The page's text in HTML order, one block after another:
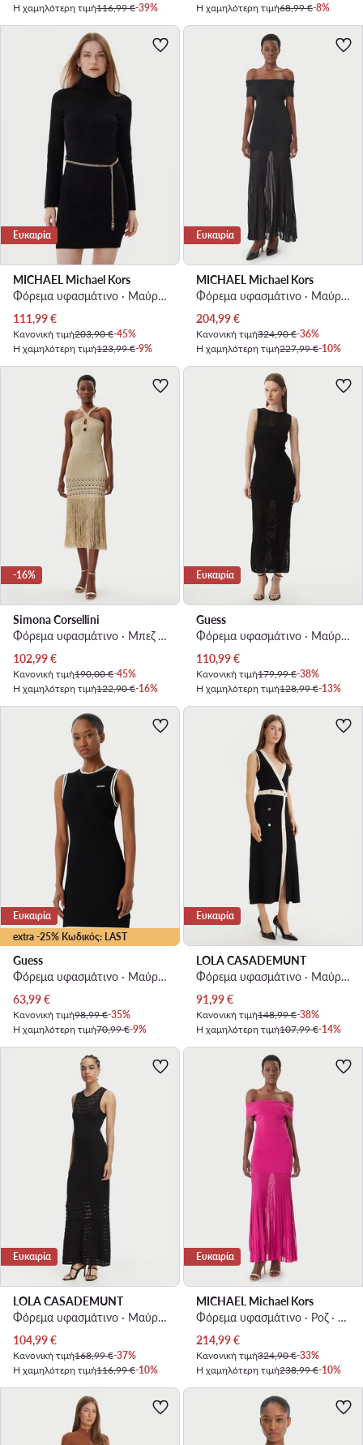
Η χαμηλότερη τιμή116,99 €-39% Η χαμηλότερη τιμή68,99 €-8%
Ευκαιρία
MICHAEL Michael Kors
Φόρεμα υφασμάτινο · Μαύρο · Mini
Τρέχουσα τιμή
111,99€
Κανονική τιμή203,90 €-45%
Η χαμηλότερη τιμή123,99 €-9%
Ευκαιρία
MICHAEL Michael Kors
Φόρεμα υφασμάτινο · Μαύρο · Maxi
Τρέχουσα τιμή
204,99€
Κανονική τιμή324,90 €-36%
Η χαμηλότερη τιμή227,99 €-10%
-16%
Simona Corsellini
Φόρεμα υφασμάτινο · Μπεζ · Midi
Τρέχουσα τιμή
102,99€
Κανονική τιμή190,00 €-45%
Η χαμηλότερη τιμή122,90 €-16%
Ευκαιρία
Guess
Φόρεμα υφασμάτινο · Μαύρο · Midi
Τρέχουσα τιμή
110,99€
Κανονική τιμή179,99 €-38%
Η χαμηλότερη τιμή128,99 €-13%
extra -25% Κωδικός: LAST
Ευκαιρία
Guess
Φόρεμα υφασμάτινο · Μαύρο · Mini
Τρέχουσα τιμή
63,99€
Κανονική τιμή98,99 €-35%
Η χαμηλότερη τιμή70,99 €-9%
Ευκαιρία
LOLA CASADEMUNT
Φόρεμα υφασμάτινο · Μαύρο · Midi
Τρέχουσα τιμή
91,99€
Κανονική τιμή148,99 €-38%
Η χαμηλότερη τιμή107,99 €-14%
Ευκαιρία
LOLA CASADEMUNT
Φόρεμα υφασμάτινο · Μαύρο · Maxi
Τρέχουσα τιμή
104,99€
Κανονική τιμή168,99 €-37%
Η χαμηλότερη τιμή116,99 €-10%
Ευκαιρία
MICHAEL Michael Kors
Φόρεμα υφασμάτινο · Ροζ · Maxi
Τρέχουσα τιμή
214,99€
Κανονική τιμή324,90 €-33%
Η χαμηλότερη τιμή238,99 €-10%